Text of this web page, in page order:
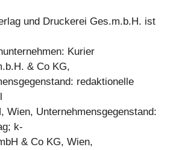
und Druckerei Ges.m.b.H. ist
Kurier
& Co KG,
redaktionelle
Wien, Unternehmensgegenstand:
k-
& Co KG, Wien,